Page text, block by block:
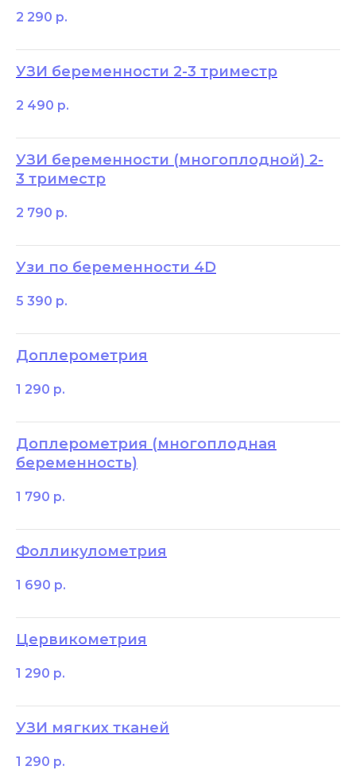
2 290 р.
УЗИ беременности 2-3 триместр
2 490 р.
УЗИ беременности (многоплодной) 2-
3 триместр
2 790 р.
Узи по беременности 4D
5 390 р.
Доплерометрия
1 290 р.
Доплерометрия (многоплодная
беременность)
1 790 р.
Фолликулометрия
1 690 р.
Цервикометрия
1 290 р.
УЗИ мягких тканей
1 290 р.